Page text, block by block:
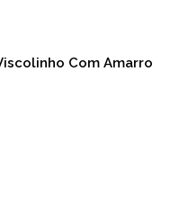
Com Amarro